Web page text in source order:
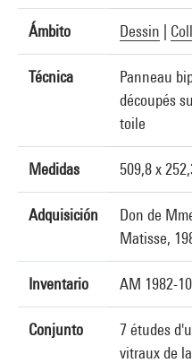
Ámbito Dessin
Técnica
Panneau
découpés
toile
Medidas 509,8 x
Adquisición
Don de
Matisse,
Inventario AM 1982-
Conjunto
7 études
vitraux de